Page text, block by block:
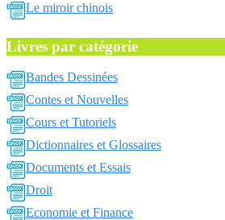
Le miroir chinois
Livres par catégorie
Bandes Dessinées
Contes et Nouvelles
Cours et Tutoriels
Dictionnaires et Glossaires
Documents et Essais
Droit
Economie et Finance